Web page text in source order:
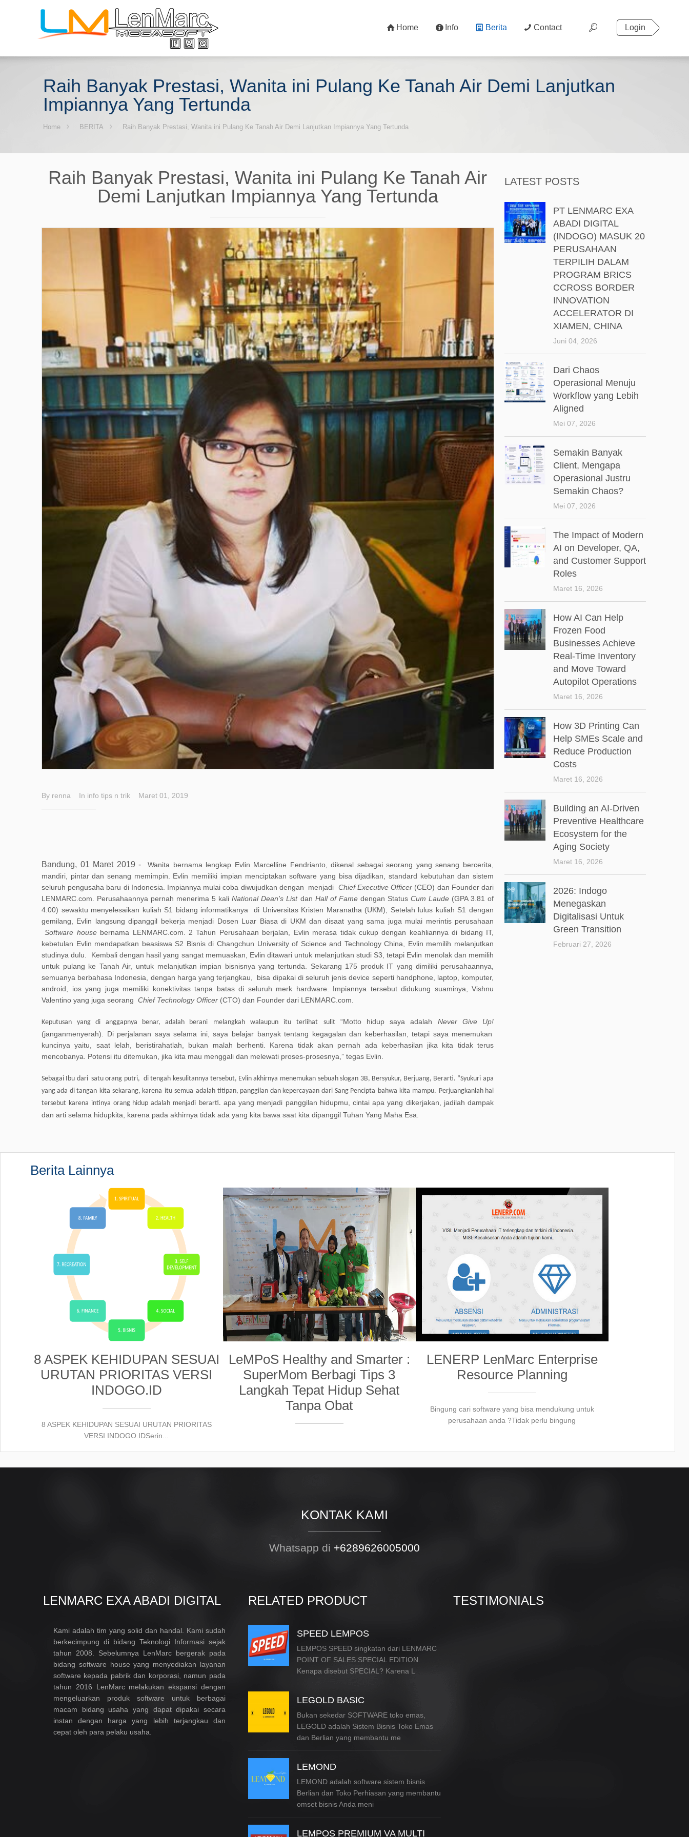
Login
Home Info Berita Contact
Raih Banyak Prestasi, Wanita ini Pulang Ke Tanah Air Demi Lanjutkan
Impiannya Yang Tertunda
Home BERITA Raih Banyak Prestasi, Wanita ini Pulang Ke Tanah Air Demi Lanjutkan Impiannya Yang Tertunda
Raih Banyak Prestasi, Wanita ini Pulang Ke Tanah Air
Demi Lanjutkan Impiannya Yang Tertunda
By renna In info tips n trik Maret 01, 2019
Bandung, 01 Maret 2019 - Wanita bernama lengkap Evlin Marcelline Fendrianto, dikenal sebagai seorang yang senang bercerita,
mandiri, pintar dan senang memimpin. Evlin memiliki impian menciptakan software yang bisadijadikan, standard kebutuhan dan sistem
seluruh pengusaha baru di Indonesia. Impiannya mulai coba diwujudkan dengan menjadi Chief Executive Officer (CEO) dan Founderdari
LENMARC.com. Perusahaannya pernah menerima 5 kaliNational Dean's Listdan Hall of Famedengan Status Cum Laude(GPA 3.81 of
4.00) sewaktu menyelesaikan kuliah S1 bidang informatikanya di Universitas Kristen Maranatha (UKM), Setelah lulus kuliah S1 dengan
gemilang, Evlin langsung dipanggil bekerja menjadi Dosen Luar Biasa di UKM dan disaat yang sama juga mulai merintis perusahaan
Software housebernama LENMARC.com. 2 Tahun Perusahaan berjalan, Evlin merasa tidak cukup dengan keahliannya di bidang IT,
kebetulan Evlin mendapatkan beasiswa S2 Bisnis di Changchun University of Science and Technology China, Evlin memilih melanjutkan
studinya dulu. Kembali dengan hasilyang sangat memuaskan, Evlin ditawari untuk melanjutkan studiS3, tetapi Evlin menolak dan memilih
untuk pulang ke Tanah Air, untuk melanjutkan impian bisnisnya yang tertunda. Sekarang 175 produk IT yang dimiliki perusahaannya,
semuanya berbahasa Indonesia, dengan harga yang terjangkau, bisa dipakai di seluruh jenis device seperti handphone, laptop, komputer,
android, ios yang juga memiliki konektivitas tanpa batasdi seluruh merk hardware. Impiannya tersebut didukung suaminya, Vishnu
Valentino yang juga seorang Chief Technology Officer (CTO) dan Founder dari LENMARC.com.
Keputusan yang di anggapnya benar,adalah berani melangkah walaupun itu terlihat sulit“Motto hidup saya adalah Never Give Up!
(janganmenyerah). Di perjalanan saya selama ini,saya belajar banyak tentang kegagalan dan keberhasilan, tetapi saya menemukan
kuncinya yaitu, saat lelah, beristirahatlah, bukan malah berhenti. Karena tidak akan pernah ada keberhasilan jika kita tidak terus
mencobanya. Potensi itu ditemukan, jika kita mau menggali dan melewati proses-prosesnya,” tegas Evlin.
Sebagai Ibu dari satuorang putri, di tengah kesulitannya tersebut, Evlin akhirnya menemukan sebuah slogan 3B, Bersyukur, Berjuang, Berarti. “Syukuri apa
yang ada di tangan kita sekarang, karena itu semua adalah titipan, panggilan dan kepercayaan dari Sang Pencipta bahwa kita mampu. Perjuangkanlah hal
tersebut karena intinya orang hidup adalah menjadi berarti. apa yang menjadi panggilan hidupmu, cintai apa yang dikerjakan, jadilah dampak
dan arti selama hidupkita, karena pada akhirnya tidak ada yang kita bawa saat kita dipanggil Tuhan Yang Maha Esa.
LATEST POSTS
PT LENMARC EXA
ABADI DIGITAL
(INDOGO) MASUK 20
PERUSAHAAN
TERPILIH DALAM
PROGRAM BRICS
CCROSS BORDER
INNOVATION
ACCELERATOR DI
XIAMEN, CHINA
Juni 04, 2026
Dari Chaos
Operasional Menuju
Workflow yang Lebih
Aligned
Mei 07, 2026
Semakin Banyak
Client, Mengapa
Operasional Justru
Semakin Chaos?
Mei 07, 2026
The Impact of Modern
AI on Developer, QA,
and Customer Support
Roles
Maret 16, 2026
How AI Can Help
Frozen Food
Businesses Achieve
Real-Time Inventory
and Move Toward
Autopilot Operations
Maret 16, 2026
How 3D Printing Can
Help SMEs Scale and
Reduce Production
Costs
Maret 16, 2026
Building an AI-Driven
Preventive Healthcare
Ecosystem for the
Aging Society
Maret 16, 2026
2026: Indogo
Menegaskan
Digitalisasi Untuk
Green Transition
Februari 27, 2026
Berita Lainnya
8 ASPEK KEHIDUPAN SESUAI
URUTAN PRIORITAS VERSI
INDOGO.ID
8 ASPEK KEHIDUPAN SESUAI URUTAN PRIORITAS
VERSI INDOGO.IDSerin...
LeMPoS Healthy and Smarter :
SuperMom Berbagi Tips 3
Langkah Tepat Hidup Sehat
Tanpa Obat
LENERP LenMarc Enterprise
Resource Planning
Bingung cari software yang bisa mendukung untuk
perusahaan anda ?Tidak perlu bingung
KONTAK KAMI
Whatsapp di +6289626005000
LENMARC EXA ABADI DIGITAL
Kami adalah tim yang solid dan handal. Kami sudah
berkecimpung di bidang Teknologi Informasi sejak
tahun 2008. Sebelumnya LenMarc bergerak pada
bidang software house yang menyediakan layanan
software kepada pabrik dan korporasi, namun pada
tahun 2016 LenMarc melakukan ekspansi dengan
mengeluarkan produk software untuk berbagai
macam bidang usaha yang dapat dipakai secara
instan dengan harga yang lebih terjangkau dan
cepat oleh para pelaku usaha.
RELATED PRODUCT
SPEED LEMPOS
LEMPOS SPEED singkatan dari LENMARC
POINT OF SALES SPECIAL EDITION.
Kenapa disebut SPECIAL? Karena L
LEGOLD BASIC
Bukan sekedar SOFTWARE toko emas,
LEGOLD adalah Sistem Bisnis Toko Emas
dan Berlian yang membantu me
LEMOND
LEMOND adalah software sistem bisnis
Berlian dan Toko Perhiasan yang membantu
omset bisnis Anda meni
LEMPOS PREMIUM VA MULTI
TESTIMONIALS